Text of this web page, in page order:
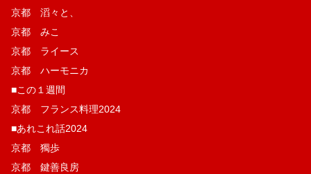
京都 滔々と、
京都 みこ
京都 ライース
京都 ハーモニカ
■この１週間
京都 フランス料理2024
■あれこれ話2024
京都 獨歩
京都 鍵善良房